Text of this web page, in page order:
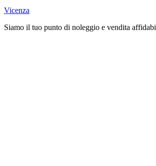
Vicenza
Siamo il tuo punto di noleggio e vendita